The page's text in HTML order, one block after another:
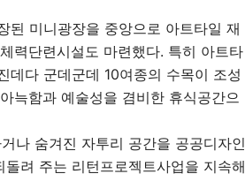
된 미니광장을 중앙으로 아트타일 재
력단련시설도 마련했다. 특히 아트타
데다 군데군데 10여종의 수목이 조성
늑함과 예술성을 겸비한 휴식공간으
나 숨겨진 자투리 공간을 공공디자인
려 주는 리턴프로젝트사업을 지속해